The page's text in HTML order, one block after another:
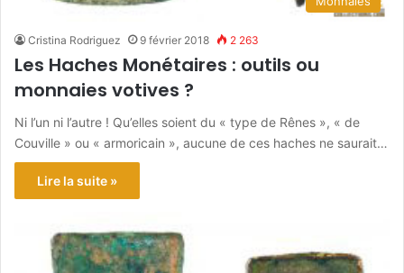
Cristina Rodriguez 9 février 2018 2 263
Les Haches Monétaires : outils ou
monnaies votives ?
Ni l’un ni l’autre ! Qu’elles soient du « type de Rênes », « de
Couville » ou « armoricain », aucune de ces haches ne saurait…
Lire la suite »